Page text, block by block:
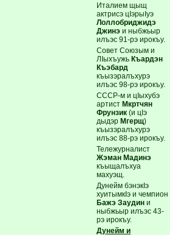
Италием щыщ
актрисэ цIэрыIуэ
Лоллобриджидэ
Джинэ и ныбжьыр
илъэс 91-рэ ирокъу.
Совет Союзым и
ЛIыхъужьКъардэн
Къэбард
къызэралъхурэ
илъэс 98-рэ ирокъу.
СССР-м и цIыхубэ
артистМкртчян
Фрунзик (и цIэ
дыдэрМгерщ)
къызэралъхурэ
илъэс 88-рэ ирокъу.
Тележурналист
Жэман Мадинэ
къыщалъхуа
махуэщ.
Дунейм бэнэкIэ
хуитымкIэ и чемпион
Бажэ Заудин и
ныбжьыр илъэс 43-
рэ ирокъу.
Дунейм и